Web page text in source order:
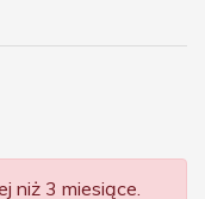
niż 3 miesiące.